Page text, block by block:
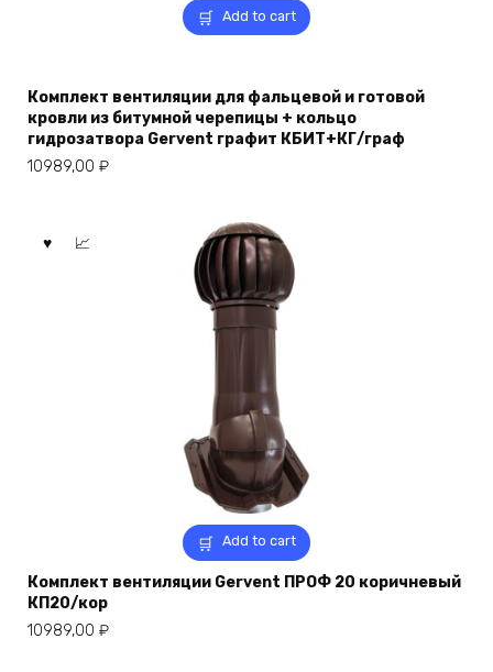
Add to cart
Комплект вентиляции для фальцевой и готовой
кровли из битумной черепицы + кольцо
гидрозатвора Gervent графит КБИТ+КГ/граф
10989,00 ₽
Add to cart
Комплект вентиляции Gervent ПРОФ 20 коричневый
КП20/кор
10989,00 ₽